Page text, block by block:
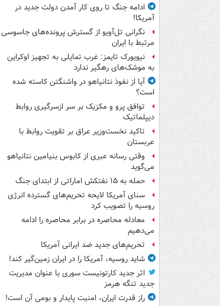
ادامه جنگ تا روی کار آمدن دولت جدید در
آمریکا!
نگرانی تل‌آویو از گسترش پرونده‌های جاسوسی
مرتبط با ایران
نیویورک تایمز: غرب تمایلی به تجهیز اوکراین
به موشک‌های رهگیر ندارد
آیا از نفوذ نتانیاهو در واشنگتن کاسته شده
است؟
توافق پرو و مکزیک بر سر ازسرگیری روابط
دیپلماتیک
تاکید نخست‌وزیر عراق بر تقویت روابط با
عربستان
وقتی رسانه عبری از کابوس بنیامین نتانیاهو
می‌گوید
حمله به ۱۵ نفتکش‌ اماراتی از ابتدای جنگ
سنای آمریکا لایحه تحریم‌های گسترده انرژی
روسیه را تصویب کرد
معادله محاصره در برابر محاصره را ادامه
می‌دهیم
تحریم‌های جدید ضد ایرانی آمریکا
شاید روسیه، آمریکا را در ایران زمین‌گیر کند!
اثر جدید کارتونیست سوری با عنوان مدیریت
جدید تنگه هرمز
راز قدرت ایران، امنیت پایدار و بومی آن است!